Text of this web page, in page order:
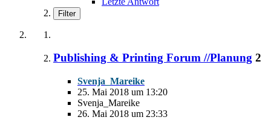
Filter
Publishing & Printing Forum //Planung 2
Svenja_Mareike
25. Mai 2018 um 13:20
Svenja_Mareike
26. Mai 2018 um 23:33